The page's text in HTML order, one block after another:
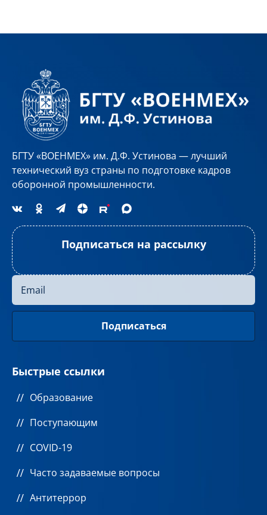
БГТУ «ВОЕНМЕХ» им. Д.Ф. Устинова — лучший
технический вуз страны по подготовке кадров
оборонной промышленности.
Подписаться на рассылку
Быстрые ссылки
Образование
Поступающим
COVID-19
Часто задаваемые вопросы
Антитеррор